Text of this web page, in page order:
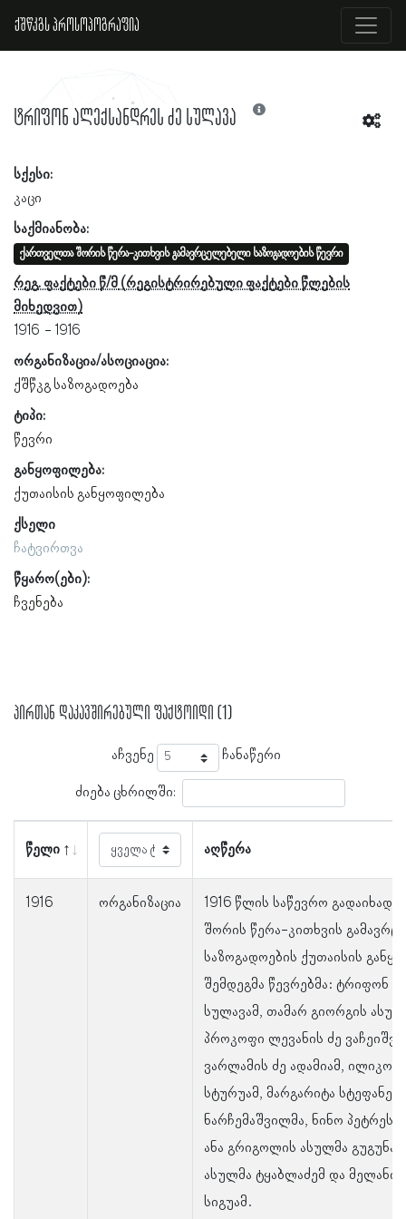
ქშწკგს პროსოპოგრაფია
ტრიფონ ალექსანდრეს ძე სულავა
სქესი:
კაცი
საქმიანობა:
ქართველთა შორის წერა-კითხვის გამავრცელებელი საზოგადოების წევრი
რეგ. ფაქტები წ/მ
1916
1916
ორგანიზაცია/ასოციაცია:
ქშწკგ საზოგადოება
ტიპი:
წევრი
განყოფილება:
ქუთაისის განყოფილება
ქსელი
ჩატვირთვა
წყარო(ები):
ჩვენება
პირთან დაკავშირებული ფაქტოიდი (1)
აჩვენე ჩანაწერი
ძიება ცხრილში:
წელი აღწერა
1916 ორგანიზაცია
1916 წლის საწევრო
შორის წერა-კითხვის
საზოგადოების ქუთაისის
შემდეგმა წევრებმა: ტრიფონ
სულავამ, თამარ გიორგის
პროკოფი ლევანის ძე
ვარლამის ძე ადამიამ, ილიკო
სტურუამ, მარგარიტა სტეფანეს
ნარჩემაშვილმა, ნინო პეტრეს
ანა გრიგოლის ასულმა
ასულმა ტყაბლაძემ და
სიგუამ.